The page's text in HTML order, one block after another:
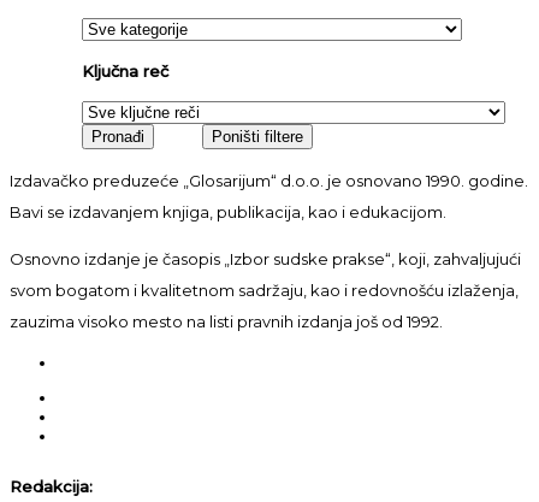
Ključna reč
Izdavačko preduzeće „Glosarijum“ d.o.o. je osnovano 1990. godine.
Bavi se izdavanjem knjiga, publikacija, kao i edukacijom.
Osnovno izdanje je časopis „Izbor sudske prakse“, koji, zahvaljujući
svom bogatom i kvalitetnom sadržaju, kao i redovnošću izlaženja,
zauzima visoko mesto na listi pravnih izdanja još od 1992.
Redakcija: